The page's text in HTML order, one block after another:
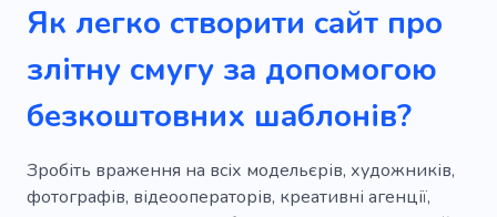
Фотосесія
Аксесуари
Колекція
Капсульні вбрання
Виставковий зал
Лук
Пошиття одягу
Капсульний гардероб
Каталог одягу
Жіночий одяг
Бутик
Активний одяг
Як легко створити сайт про
злітну смугу за допомогою
безкоштовних шаблонів?
Зробіть враження на всіх модельєрів, художників,
фотографів, відеооператорів, креативні агенції,